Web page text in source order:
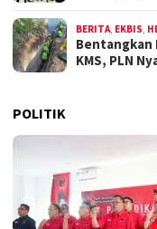
BERITA EKBIS
Bentangkan
KMS, PLN
POLITIK